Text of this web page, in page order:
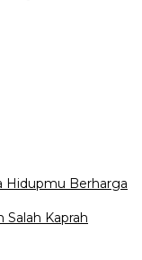
Hidupmu Berharga
Salah Kaprah